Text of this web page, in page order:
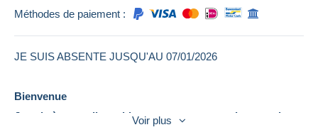
Méthodes de paiement :
JE SUIS ABSENTE JUSQU'AU 07/01/2026
Bienvenue
Je suis à votre disposition pour toutes questions sur les
Voir plus